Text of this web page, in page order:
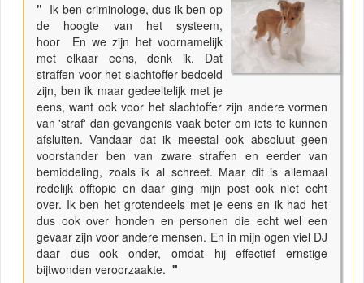
" Ik ben criminologe, dus ik ben op
de hoogte van het systeem,
hoor En we zijn het voornamelijk
met elkaar eens, denk ik. Dat
straffen voor het slachtoffer bedoeld
zijn, ben ik maar gedeeltelijk met je
eens, want ook voor het slachtoffer zijn andere vormen
van 'straf' dan gevangenis vaak beter om iets te kunnen
afsluiten. Vandaar dat ik meestal ook absoluut geen
voorstander ben van zware straffen en eerder van
bemiddeling, zoals ik al schreef. Maar dit is allemaal
redelijk offtopic en daar ging mijn post ook niet echt
over. Ik ben het grotendeels met je eens en ik had het
dus ook over honden en personen die echt wel een
gevaar zijn voor andere mensen. En in mijn ogen viel DJ
daar dus ook onder, omdat hij effectief ernstige
bijtwonden veroorzaakte. "